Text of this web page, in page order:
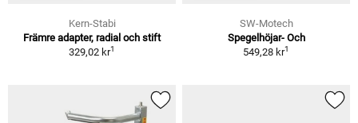
Kern-Stabi
Främre adapter, radial och stift
329,02 kr1
SW-Motech
Spegelhöjar- Och
549,28 kr1